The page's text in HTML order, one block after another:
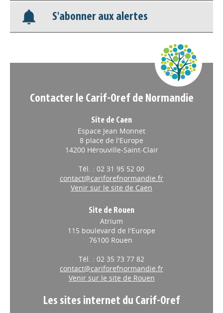
Appels à projets
S'abonner aux alertes
Contacter le Carif-Oref de Normandie
Site de Caen
Espace Jean Monnet
8 place de l'Europe
14200 Hérouville-Saint-Clair
Tél. : 02 31 95 52 00
contact@cariforefnormandie.fr
Venir sur le site de Caen
Site de Rouen
Atrium
115 boulevard de l'Europe
76100 Rouen
Tél. : 02 35 73 77 82
contact@cariforefnormandie.fr
Venir sur le site de Rouen
Les sites internet du Carif-Oref